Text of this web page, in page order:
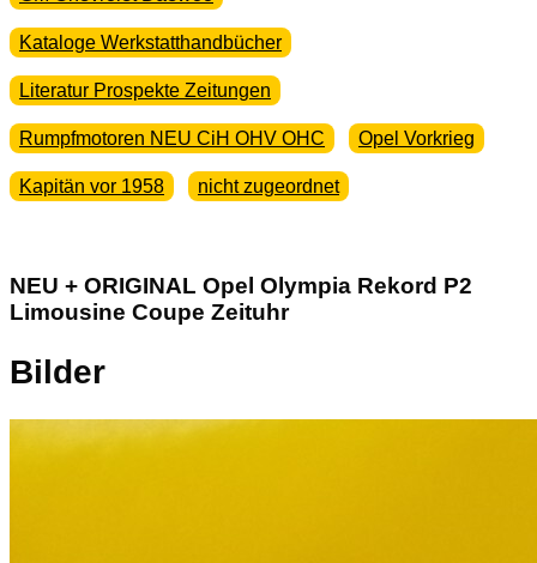
Kataloge Werkstatthandbücher
Literatur Prospekte Zeitungen
Rumpfmotoren NEU CiH OHV OHC Opel Vorkrieg
Kapitän vor 1958 nicht zugeordnet
NEU + ORIGINAL Opel Olympia Rekord P2
Limousine Coupe Zeituhr
Bilder